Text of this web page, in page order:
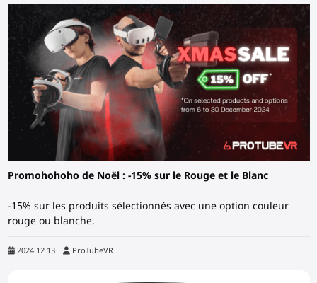
Promohohoho de Noël : -15% sur le Rouge et le Blanc
-15% sur les produits sélectionnés avec une option couleur
rouge ou blanche.
2024 12 13 ProTubeVR